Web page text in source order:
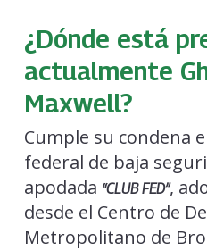
¿Dónde está
actualmente
Maxwell?
Cumple su condena
federal de baja
apodada “CLUB FED”,
desde el Centro de
Metropolitano de